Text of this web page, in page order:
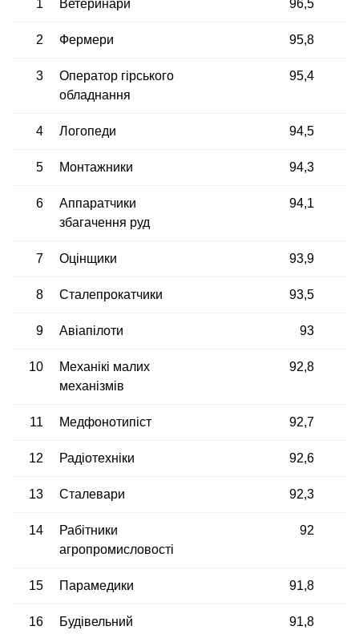
1 Ветеринари 96,5
2 Фермери 95,8
3
Оператор гірського
обладнання
95,4
4 Логопеди 94,5
5 Монтажники 94,3
6
Аппаратчики
збагачення руд
94,1
7 Оцінщики 93,9
8 Сталепрокатчики 93,5
9 Авіапілоти 93
10
Механікі малих
механізмів
92,8
11 Медфонотипіст 92,7
12 Радіотехніки 92,6
13 Сталевари 92,3
14
Рабітники
агропромисловості
92
15 Парамедики 91,8
16
Будівельний
91,8